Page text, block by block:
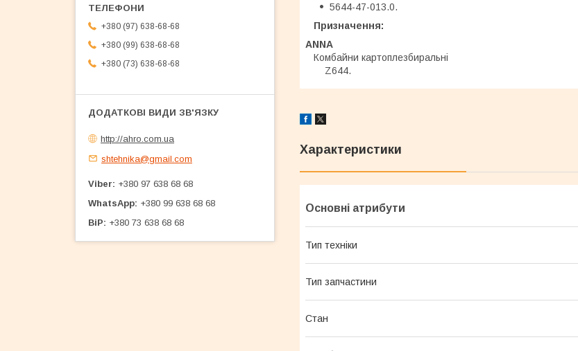
5644-47-013.0.
Призначення:
ANNA
Комбайни картоплезбиральні
Z644.
Характеристики
Основні атрибути
Тип техніки
Тип запчастини
Стан
+380 (97) 638-68-68
+380 (99) 638-68-68
+380 (73) 638-68-68
http://ahro.com.ua
shtehnika@gmail.com
Viber
+380 97 638 68 68
WhatsApp +380 99 638 68 68
BiP
+380 73 638 68 68